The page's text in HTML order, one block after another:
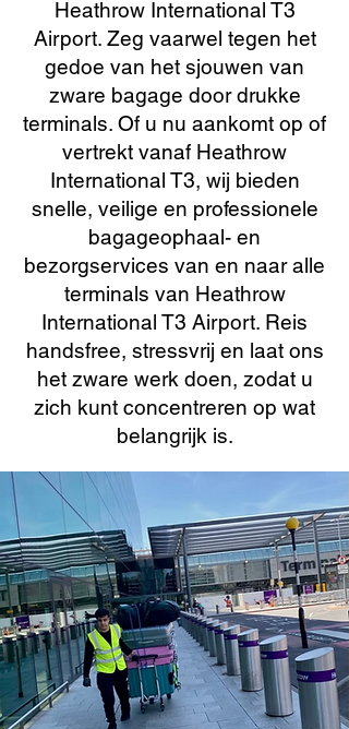
Heathrow International T3
Airport. Zeg vaarwel tegen het
gedoe van het sjouwen van
zware bagage door drukke
terminals. Of u nu aankomt op of
vertrekt vanaf Heathrow
International T3, wij bieden
snelle, veilige en professionele
bagageophaal- en
bezorgservices van en naar alle
terminals van Heathrow
International T3 Airport. Reis
handsfree, stressvrij en laat ons
het zware werk doen, zodat u
zich kunt concentreren op wat
belangrijk is.